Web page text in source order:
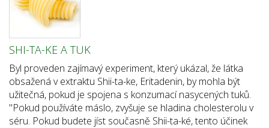
SHI-TA-KE A TUK
Byl proveden zajímavý experiment, který ukázal, že látka
obsažená v extraktu Shii-ta-ke, Eritadenin, by mohla být
užitečná, pokud je spojena s konzumací nasycených tuků.
"Pokud používáte máslo, zvyšuje se hladina cholesterolu v
séru. Pokud budete jíst současně Shii-ta-ké, tento účinek